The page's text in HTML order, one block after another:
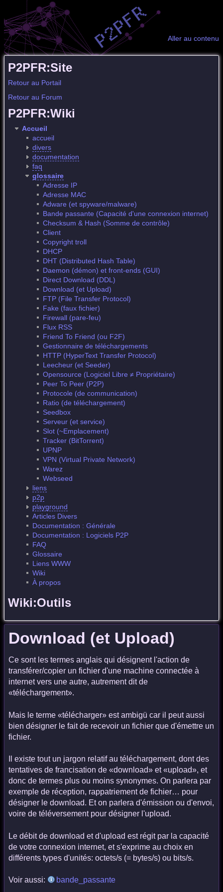
Aller au contenu
P2PFR:Site
Retour au Portail
Retour au Forum
P2PFR:Wiki
Accueil
accueil
divers
documentation
faq
glossaire
Adresse IP
Adresse MAC
Adware (et spyware/malware)
Bande passante (Capacité d'une connexion internet)
Checksum & Hash (Somme de contrôle)
Client
Copyright troll
DHCP
DHT (Distributed Hash Table)
Daemon (démon) et front-ends (GUI)
Direct Download (DDL)
Download (et Upload)
FTP (File Transfer Protocol)
Fake (faux fichier)
Firewall (pare-feu)
Flux RSS
Friend To Friend (ou F2F)
Gestionnaire de téléchargements
HTTP (HyperText Transfer Protocol)
Leecheur (et Seeder)
Opensource (Logiciel Libre ≠ Propriétaire)
Peer To Peer (P2P)
Protocole (de communication)
Ratio (de téléchargement)
Seedbox
Serveur (et service)
Slot (~Emplacement)
Tracker (BitTorrent)
UPNP
VPN (Virtual Private Network)
Warez
Webseed
liens
p2p
playground
Articles Divers
Documentation : Générale
Documentation : Logiciels P2P
FAQ
Glossaire
Liens WWW
Wiki
À propos
Wiki:Outils
Download (et Upload)
Ce sont les termes anglais qui désignent l'action de
transférer/copier un fichier d'une machine connectée à
internet vers une autre, autrement dit de
«téléchargement».
Mais le terme «télécharger» est ambigü car il peut aussi
bien désigner le fait de recevoir un fichier que d'émettre un
fichier.
Il existe tout un jargon relatif au téléchargement, dont des
tentatives de francisation de «download» et «upload», et
donc de termes plus ou moins synonymes. On parlera par
exemple de réception, rappatriement de fichier… pour
désigner le download. Et on parlera d'émission ou d'envoi,
voire de téléversement pour désigner l'upload.
Le débit de download et d'upload est régit par la capacité
de votre connexion internet, et s'exprime au choix en
différents types d'unités: octets/s (= bytes/s) ou bits/s.
Voir aussi: bande_passante